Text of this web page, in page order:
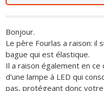
Bonjour.
Le père Fourlas a raison: il
bague qui est élastique.
Il a raison également en
d'une lampe à LED qui
pas, protégeant donc